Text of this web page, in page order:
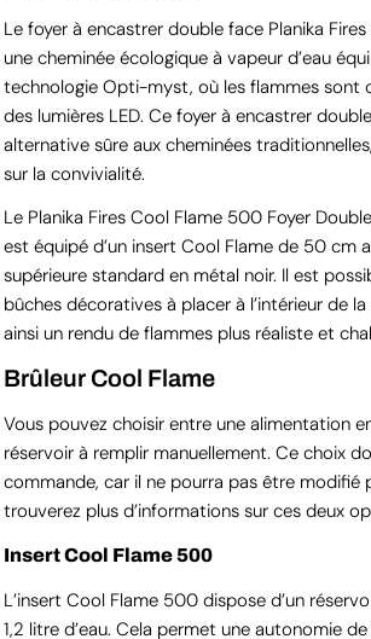
Le foyer à encastrer double face Planika
une cheminée écologique à vapeur d’eau
technologie Opti-myst, où les flammes sont
des lumières LED. Ce foyer à encastrer
alternative sûre aux cheminées
sur la convivialité.
Le Planika Fires Cool Flame 500 Foyer
est équipé d’un insert Cool Flame de 50 cm
supérieure standard en métal noir. Il est
bûches décoratives à placer à l’intérieur de
ainsi un rendu de flammes plus réaliste et
Brûleur Cool Flame
Vous pouvez choisir entre une alimentation
réservoir à remplir manuellement. Ce choix
commande, car il ne pourra pas être modifié
trouverez plus d’informations sur ces deux
Insert Cool Flame 500
L’insert Cool Flame 500 dispose d’un
1,2 litre d’eau. Cela permet une autonomie